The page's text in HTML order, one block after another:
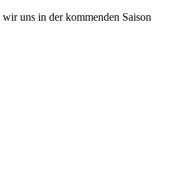
uns in der kommenden Saison